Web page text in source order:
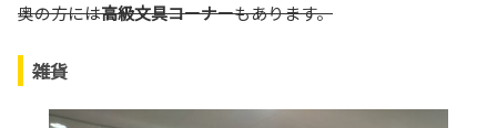
奥の方には高級文具コーナーもあります。
雑貨